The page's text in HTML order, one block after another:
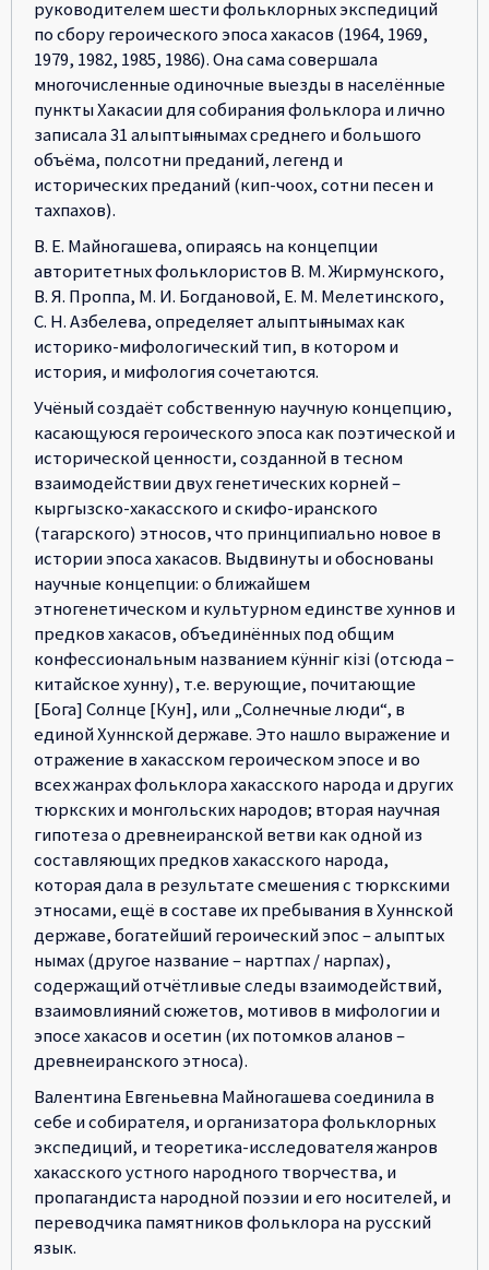
руководителем шести фольклорных экспедиций
по сбору героического эпоса хакасов (1964, 1969,
1979, 1982, 1985, 1986). Она сама совершала
многочисленные одиночные выезды в населённые
пункты Хакасии для собирания фольклора и лично
записала 31 алыптығ нымах среднего и большого
объёма, полсотни преданий, легенд и
исторических преданий (кип-чоох, сотни песен и
тахпахов).
В. Е. Майногашева, опираясь на концепции
авторитетных фольклористов В. М. Жирмунского,
В. Я. Проппа, М. И. Богдановой, Е. М. Мелетинского,
С. Н. Азбелева, определяет алыптығ нымах как
историко-мифологический тип, в котором и
история, и мифология сочетаются.
Учёный создаёт собственную научную концепцию,
касающуюся героического эпоса как поэтической и
исторической ценности, созданной в тесном
взаимодействии двух генетических корней –
кыргызско-хакасского и скифо-иранского
(тагарского) этносов, что принципиально новое в
истории эпоса хакасов. Выдвинуты и обоснованы
научные концепции: о ближайшем
этногенетическом и культурном единстве хуннов и
предков хакасов, объединённых под общим
конфессиональным названием кÿннiг кiзi (отсюда –
китайское хунну), т.е. верующие, почитающие
[Бога] Солнце [Кун], или „Солнечные люди“, в
единой Хуннской державе. Это нашло выражение и
отражение в хакасском героическом эпосе и во
всех жанрах фольклора хакасского народа и других
тюркских и монгольских народов; вторая научная
гипотеза о древнеиранской ветви как одной из
составляющих предков хакасского народа,
которая дала в результате смешения с тюркскими
этносами, ещё в составе их пребывания в Хуннской
державе, богатейший героический эпос – алыптых
нымах (другое название – нартпах / нарпах),
содержащий отчётливые следы взаимодействий,
взаимовлияний сюжетов, мотивов в мифологии и
эпосе хакасов и осетин (их потомков аланов –
древнеиранского этноса).
Валентина Евгеньевна Майногашева соединила в
себе и собирателя, и организатора фольклорных
экспедиций, и теоретика-исследователя жанров
хакасского устного народного творчества, и
пропагандиста народной поэзии и его носителей, и
переводчика памятников фольклора на русский
язык.